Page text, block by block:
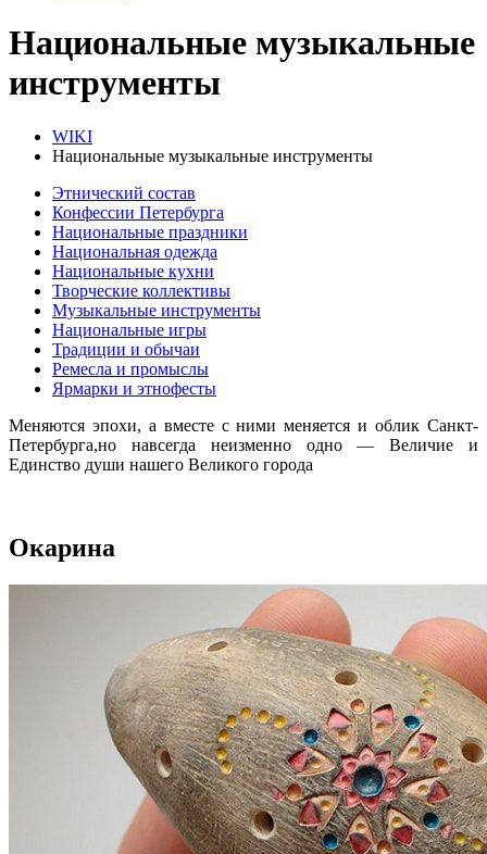
Национальные музыкальные
инструменты
WIKI
Национальные музыкальные инструменты
Этнический состав
Конфессии Петербурга
Национальные праздники
Национальная одежда
Национальные кухни
Творческие коллективы
Музыкальные инструменты
Национальные игры
Традиции и обычаи
Ремесла и промыслы
Ярмарки и этнофесты
Меняются эпохи, а вместе с ними меняется и облик Санкт-
Петербурга,но навсегда неизменно одно — Величие и
Единство души нашего Великого города
Окарина